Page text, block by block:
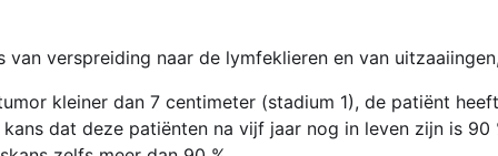
van verspreiding naar de lymfeklieren en van
kleiner dan 7 centimeter (stadium 1), de patiënt
dat deze patiënten na vijf jaar nog in leven zijn is